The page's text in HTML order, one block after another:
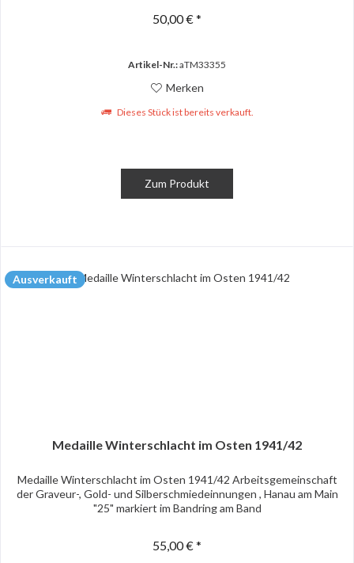
50,00 € *
Artikel-Nr.:aTM33355
Merken
Dieses Stück ist bereits verkauft.
Zum Produkt
Ausverkauft
Medaille Winterschlacht im Osten 1941/42
Medaille Winterschlacht im Osten 1941/42 Arbeitsgemeinschaft
der Graveur-, Gold- und Silberschmiedeinnungen , Hanau am Main
"25" markiert im Bandring am Band
55,00 € *